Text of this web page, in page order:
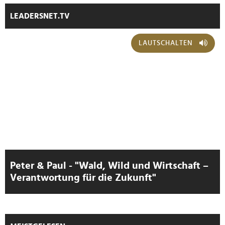
LEADERSNET.TV
LAUTSCHALTEN
Peter & Paul - "Wald, Wild und Wirtschaft –
Verantwortung für die Zukunft"